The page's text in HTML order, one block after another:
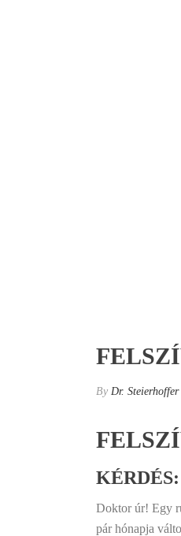
By Dr. Steierhoffer
KÉRDÉS:
Doktor úr! Egy
pár hónapja